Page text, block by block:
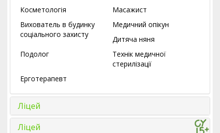
Косметологія
Масажист
Вихователь в будинку
соціального захисту
Медичний опікун
Дитяча няня
Подолог
Технік медичної
стерилізації
Ерготерапевт
Ліцей
Ліцей